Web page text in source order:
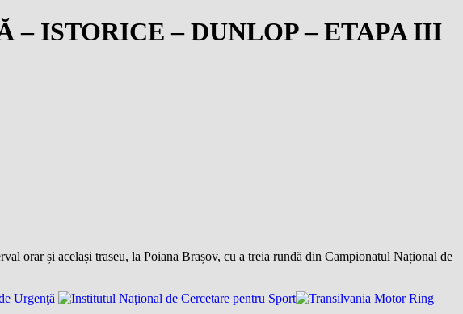
ISTORICE – DUNLOP – ETAPA III
orar și același traseu, la Poiana Brașov, cu a treia rundă din Campionatul Național de